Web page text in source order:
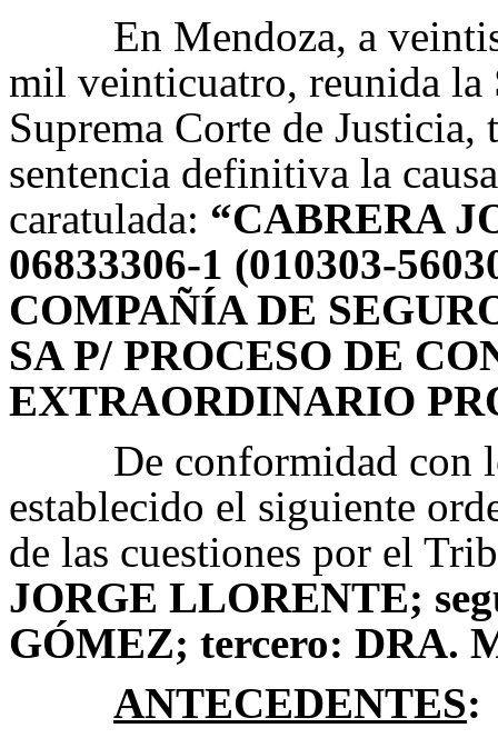
En Mendoza, a
mil veinticuatro, reunida la
Suprema Corte de
sentencia definitiva la
caratulada: “CABRERA
06833306-1 (010303-
COMPAÑÍA DE
SA P/ PROCESO DE
EXTRAORDINARIO
De conformidad con
establecido el siguiente
de las cuestiones por el
JORGE LLORENTE;
GÓMEZ; tercero: DRA.
ANTECEDENTES: